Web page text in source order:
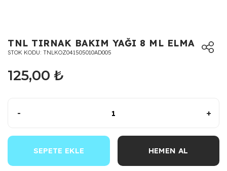
TNL TIRNAK BAKIM YAĞI 8 ML ELMA
STOK KODU TNLKOZ041505010AD005
125,00 ₺
- +
SEPETE EKLE HEMEN AL